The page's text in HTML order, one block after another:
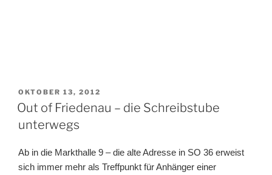
VERÖFFENTLICHT
AM
OKTOBER 13, 2012
Out of Friedenau – die Schreibstube
unterwegs
Ab in die Markthalle 9 – die alte Adresse in SO 36 erweist
sich immer mehr als Treffpunkt für Anhänger einer